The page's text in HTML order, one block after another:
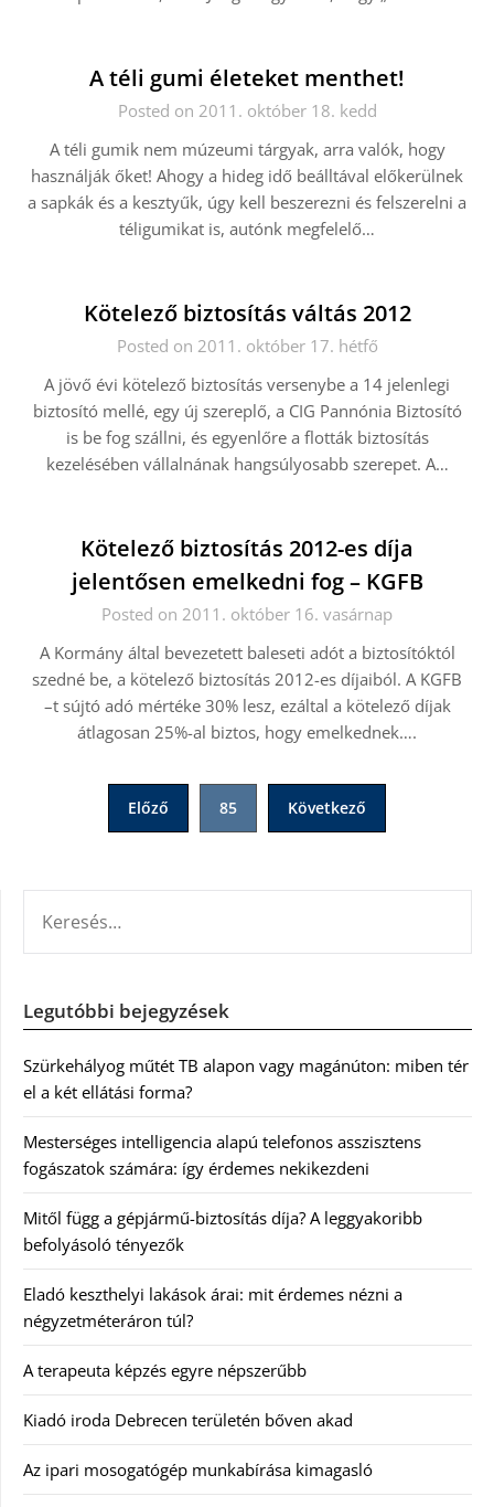
A téli gumi életeket menthet!
Posted on 2011. október 18. kedd
A téli gumik nem múzeumi tárgyak, arra valók, hogy
használják őket! Ahogy a hideg idő beálltával előkerülnek
a sapkák és a kesztyűk, úgy kell beszerezni és felszerelni a
téligumikat is, autónk megfelelő…
Kötelező biztosítás váltás 2012
Posted on 2011. október 17. hétfő
A jövő évi kötelező biztosítás versenybe a 14 jelenlegi
biztosító mellé, egy új szereplő, a CIG Pannónia Biztosító
is be fog szállni, és egyenlőre a flották biztosítás
kezelésében vállalnának hangsúlyosabb szerepet. A…
Kötelező biztosítás 2012-es díja
jelentősen emelkedni fog – KGFB
Posted on 2011. október 16. vasárnap
A Kormány által bevezetett baleseti adót a biztosítóktól
szedné be, a kötelező biztosítás 2012-es díjaiból. A KGFB
–t sújtó adó mértéke 30% lesz, ezáltal a kötelező díjak
átlagosan 25%-al biztos, hogy emelkednek….
BejegyzésekElőző 85 Következő
Legutóbbi bejegyzések
Szürkehályog műtét TB alapon vagy magánúton: miben tér
el a két ellátási forma?
Mesterséges intelligencia alapú telefonos asszisztens
fogászatok számára: így érdemes nekikezdeni
Mitől függ a gépjármű-biztosítás díja? A leggyakoribb
befolyásoló tényezők
Eladó keszthelyi lakások árai: mit érdemes nézni a
négyzetméteráron túl?
A terapeuta képzés egyre népszerűbb
Kiadó iroda Debrecen területén bőven akad
Az ipari mosogatógép munkabírása kimagasló